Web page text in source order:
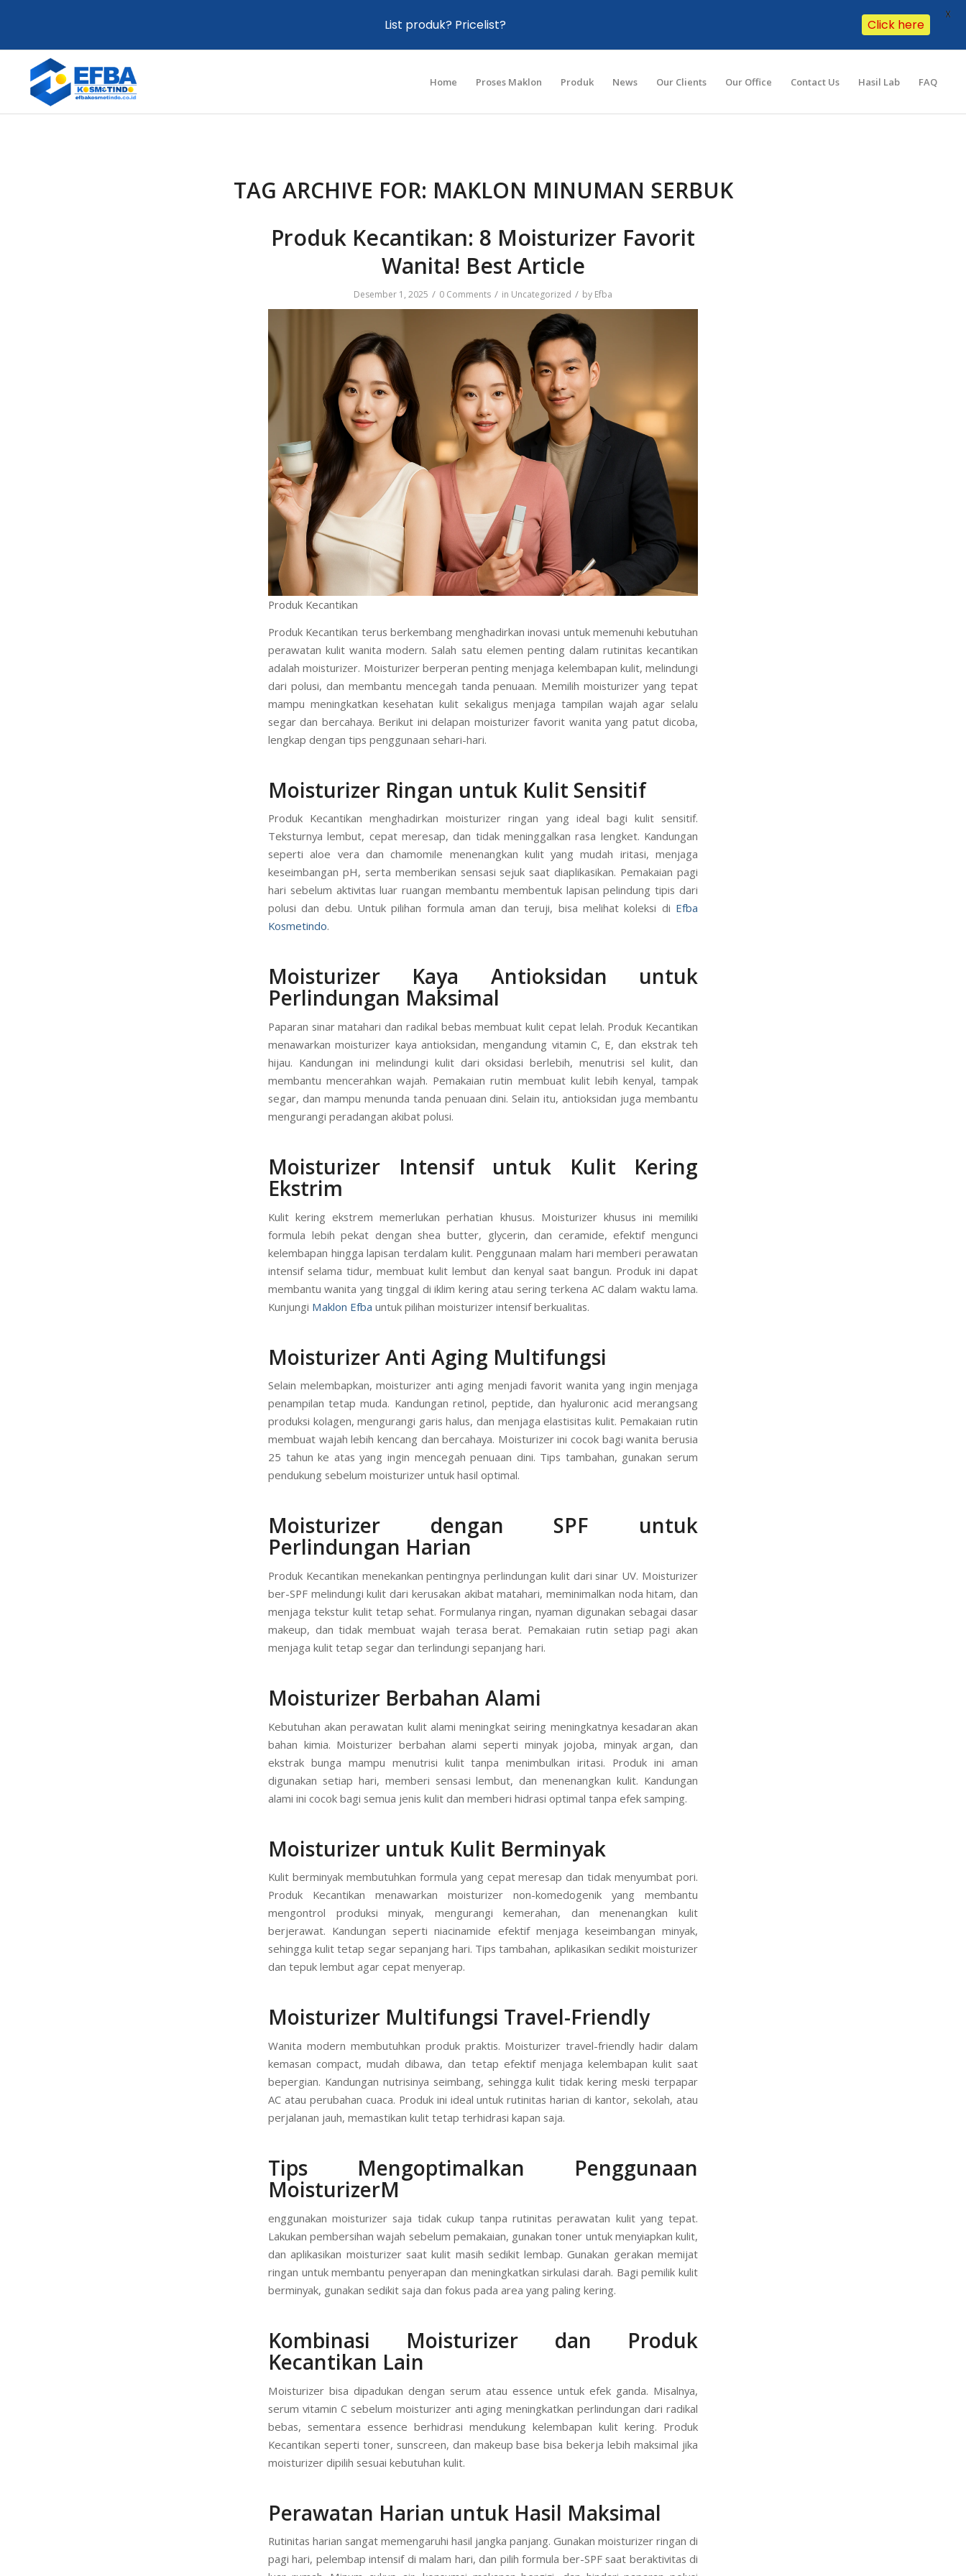
Home Proses Maklon Produk News Our Clients Our Office Contact Us Hasil Lab FAQ
TAG ARCHIVE FOR: MAKLON MINUMAN SERBUK
Produk Kecantikan: 8 Moisturizer Favorit
Wanita! Best Article
Desember 1, 2025 / 0 Comments / in Uncategorized / by Efba
Produk Kecantikan
Produk Kecantikan terus berkembang menghadirkan inovasi untuk memenuhi kebutuhan
perawatan kulit wanita modern. Salah satu elemen penting dalam rutinitas kecantikan
adalah moisturizer. Moisturizer berperan penting menjaga kelembapan kulit, melindungi
dari polusi, dan membantu mencegah tanda penuaan. Memilih moisturizer yang tepat
mampu meningkatkan kesehatan kulit sekaligus menjaga tampilan wajah agar selalu
segar dan bercahaya. Berikut ini delapan moisturizer favorit wanita yang patut dicoba,
lengkap dengan tips penggunaan sehari-hari.
Moisturizer Ringan untuk Kulit Sensitif
Produk Kecantikan menghadirkan moisturizer ringan yang ideal bagi kulit sensitif.
Teksturnya lembut, cepat meresap, dan tidak meninggalkan rasa lengket. Kandungan
seperti aloe vera dan chamomile menenangkan kulit yang mudah iritasi, menjaga
keseimbangan pH, serta memberikan sensasi sejuk saat diaplikasikan. Pemakaian pagi
hari sebelum aktivitas luar ruangan membantu membentuk lapisan pelindung tipis dari
polusi dan debu. Untuk pilihan formula aman dan teruji, bisa melihat koleksi di Efba
Kosmetindo.
Moisturizer Kaya Antioksidan untuk
Perlindungan Maksimal
Paparan sinar matahari dan radikal bebas membuat kulit cepat lelah. Produk Kecantikan
menawarkan moisturizer kaya antioksidan, mengandung vitamin C, E, dan ekstrak teh
hijau. Kandungan ini melindungi kulit dari oksidasi berlebih, menutrisi sel kulit, dan
membantu mencerahkan wajah. Pemakaian rutin membuat kulit lebih kenyal, tampak
segar, dan mampu menunda tanda penuaan dini. Selain itu, antioksidan juga membantu
mengurangi peradangan akibat polusi.
Moisturizer Intensif untuk Kulit Kering
Ekstrim
Kulit kering ekstrem memerlukan perhatian khusus. Moisturizer khusus ini memiliki
formula lebih pekat dengan shea butter, glycerin, dan ceramide, efektif mengunci
kelembapan hingga lapisan terdalam kulit. Penggunaan malam hari memberi perawatan
intensif selama tidur, membuat kulit lembut dan kenyal saat bangun. Produk ini dapat
membantu wanita yang tinggal di iklim kering atau sering terkena AC dalam waktu lama.
Kunjungi Maklon Efba untuk pilihan moisturizer intensif berkualitas.
Moisturizer Anti Aging Multifungsi
Selain melembapkan, moisturizer anti aging menjadi favorit wanita yang ingin menjaga
penampilan tetap muda. Kandungan retinol, peptide, dan hyaluronic acid merangsang
produksi kolagen, mengurangi garis halus, dan menjaga elastisitas kulit. Pemakaian rutin
membuat wajah lebih kencang dan bercahaya. Moisturizer ini cocok bagi wanita berusia
25 tahun ke atas yang ingin mencegah penuaan dini. Tips tambahan, gunakan serum
pendukung sebelum moisturizer untuk hasil optimal.
Moisturizer dengan SPF untuk
Perlindungan Harian
Produk Kecantikan menekankan pentingnya perlindungan kulit dari sinar UV. Moisturizer
ber-SPF melindungi kulit dari kerusakan akibat matahari, meminimalkan noda hitam, dan
menjaga tekstur kulit tetap sehat. Formulanya ringan, nyaman digunakan sebagai dasar
makeup, dan tidak membuat wajah terasa berat. Pemakaian rutin setiap pagi akan
menjaga kulit tetap segar dan terlindungi sepanjang hari.
Moisturizer Berbahan Alami
Kebutuhan akan perawatan kulit alami meningkat seiring meningkatnya kesadaran akan
bahan kimia. Moisturizer berbahan alami seperti minyak jojoba, minyak argan, dan
ekstrak bunga mampu menutrisi kulit tanpa menimbulkan iritasi. Produk ini aman
digunakan setiap hari, memberi sensasi lembut, dan menenangkan kulit. Kandungan
alami ini cocok bagi semua jenis kulit dan memberi hidrasi optimal tanpa efek samping.
Moisturizer untuk Kulit Berminyak
Kulit berminyak membutuhkan formula yang cepat meresap dan tidak menyumbat pori.
Produk Kecantikan menawarkan moisturizer non-komedogenik yang membantu
mengontrol produksi minyak, mengurangi kemerahan, dan menenangkan kulit
berjerawat. Kandungan seperti niacinamide efektif menjaga keseimbangan minyak,
sehingga kulit tetap segar sepanjang hari. Tips tambahan, aplikasikan sedikit moisturizer
dan tepuk lembut agar cepat menyerap.
Moisturizer Multifungsi Travel-Friendly
Wanita modern membutuhkan produk praktis. Moisturizer travel-friendly hadir dalam
kemasan compact, mudah dibawa, dan tetap efektif menjaga kelembapan kulit saat
bepergian. Kandungan nutrisinya seimbang, sehingga kulit tidak kering meski terpapar
AC atau perubahan cuaca. Produk ini ideal untuk rutinitas harian di kantor, sekolah, atau
perjalanan jauh, memastikan kulit tetap terhidrasi kapan saja.
Tips Mengoptimalkan Penggunaan
MoisturizerM
enggunakan moisturizer saja tidak cukup tanpa rutinitas perawatan kulit yang tepat.
Lakukan pembersihan wajah sebelum pemakaian, gunakan toner untuk menyiapkan kulit,
dan aplikasikan moisturizer saat kulit masih sedikit lembap. Gunakan gerakan memijat
ringan untuk membantu penyerapan dan meningkatkan sirkulasi darah. Bagi pemilik kulit
berminyak, gunakan sedikit saja dan fokus pada area yang paling kering.
Kombinasi Moisturizer dan Produk
Kecantikan Lain
Moisturizer bisa dipadukan dengan serum atau essence untuk efek ganda. Misalnya,
serum vitamin C sebelum moisturizer anti aging meningkatkan perlindungan dari radikal
bebas, sementara essence berhidrasi mendukung kelembapan kulit kering. Produk
Kecantikan seperti toner, sunscreen, dan makeup base bisa bekerja lebih maksimal jika
moisturizer dipilih sesuai kebutuhan kulit.
Perawatan Harian untuk Hasil Maksimal
Rutinitas harian sangat memengaruhi hasil jangka panjang. Gunakan moisturizer ringan di
pagi hari, pelembap intensif di malam hari, dan pilih formula ber-SPF saat beraktivitas di
List produk? Pricelist? Click here
X